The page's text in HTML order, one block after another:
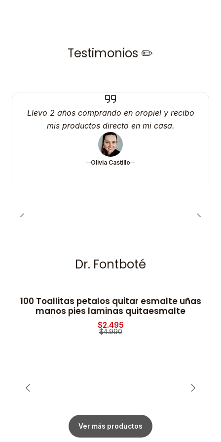
Testimonios ✏️
Llevo 2 años comprando en oropiel y recibo
mis productos directo en mi casa.
Olivia Castillo
Dr. Fontboté
-50% OFF
100 Toallitas petalos quitar esmalte uñas
manos pies laminas quitaesmalte
$2.495
$4.990
Ver más productos